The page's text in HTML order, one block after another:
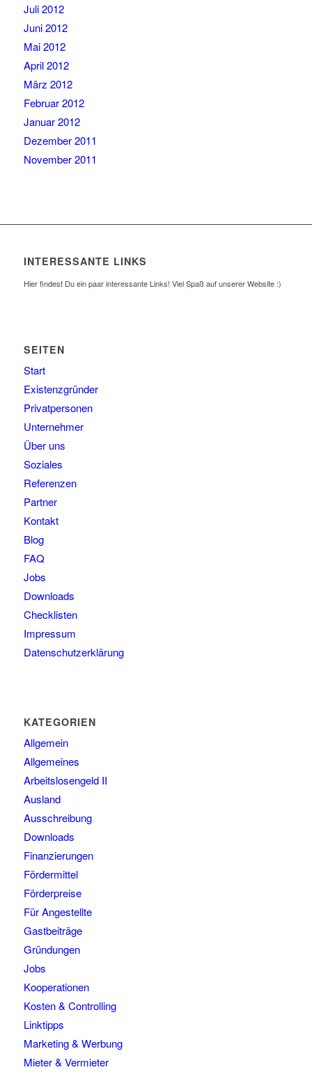
Juli 2012
Juni 2012
Mai 2012
April 2012
März 2012
Februar 2012
Januar 2012
Dezember 2011
November 2011
INTERESSANTE LINKS
Hier findest Du ein paar interessante Links! Viel Spaß auf unserer Website :)
SEITEN
Start
Existenzgründer
Privatpersonen
Unternehmer
Über uns
Soziales
Referenzen
Partner
Kontakt
Blog
FAQ
Jobs
Downloads
Checklisten
Impressum
Datenschutzerklärung
KATEGORIEN
Allgemein
Allgemeines
Arbeitslosengeld II
Ausland
Ausschreibung
Downloads
Finanzierungen
Fördermittel
Förderpreise
Für Angestellte
Gastbeiträge
Gründungen
Jobs
Kooperationen
Kosten & Controlling
Linktipps
Marketing & Werbung
Mieter & Vermieter